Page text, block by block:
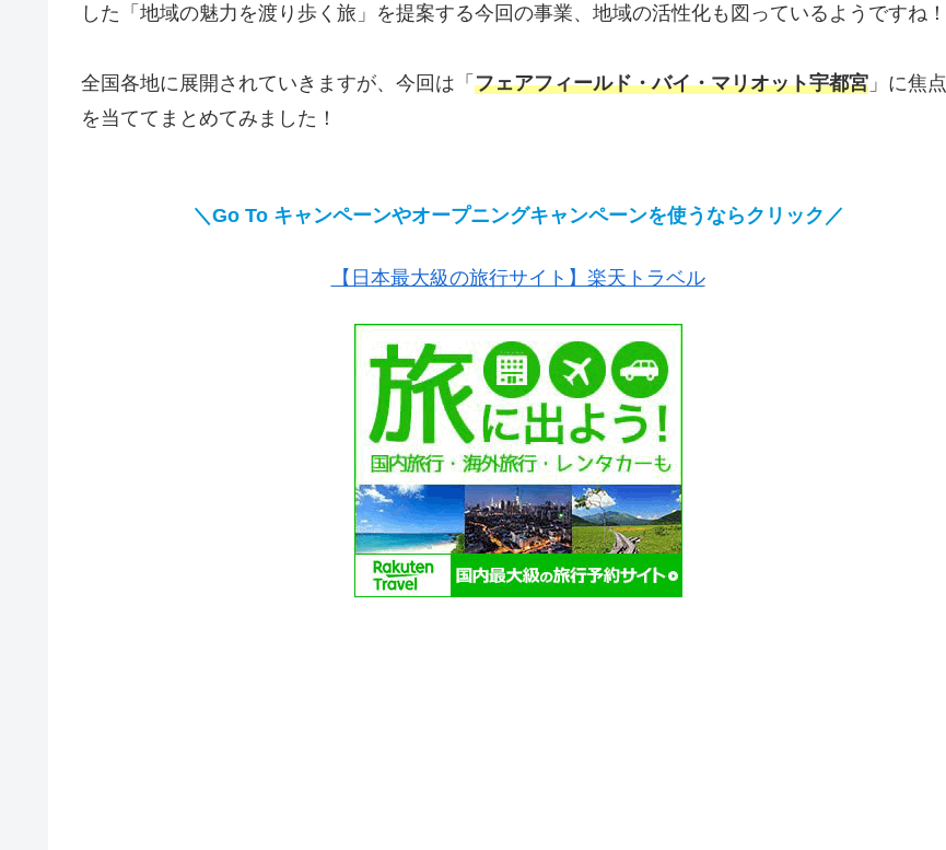
した「地域の魅力を渡り歩く旅」を提案する今回の事業、地域の活性化も図っているようですね！
全国各地に展開されていきますが、今回は「 フェアフィールド・バイ・マリオット宇都宮 」に焦点
を当ててまとめてみました！
＼Go To キャンペーンやオープニングキャンペーンを使うならクリック ／
【日本最大級の旅行サイト】楽天トラベル